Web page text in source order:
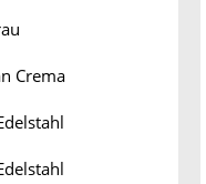
Crema